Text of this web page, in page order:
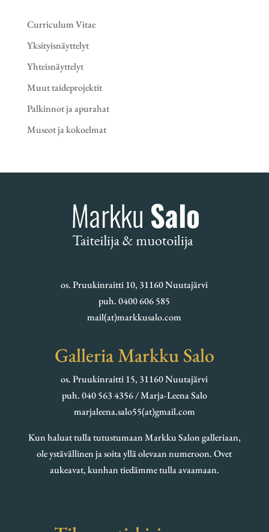
Curriculum Vitae
Yksityisnäyttelyt
Yhteisnäyttelyt
Muut taideprojektit
Palkinnot ja apurahat
Museot ja kokoelmat
os. Pruukinraitti 10, 31160 Nuutajärvi
puh. 0400 606 585
mail(at)markkusalo.com
Galleria Markku Salo
os. Pruukinraitti 15, 31160 Nuutajärvi
puh. 040 563 4356 / Marja-Leena Salo
marjaleena.salo55(at)gmail.com
Kun haluat tulla tutustumaan Markku Salon galleriaan,
ole ystävällinen ja soita yllä olevaan numeroon. Ovet
aukeavat, kunhan tiedämme tulla avaamaan.